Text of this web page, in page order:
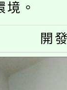
惠，詳
增能研
造教
研習
生活
農教
境。
開